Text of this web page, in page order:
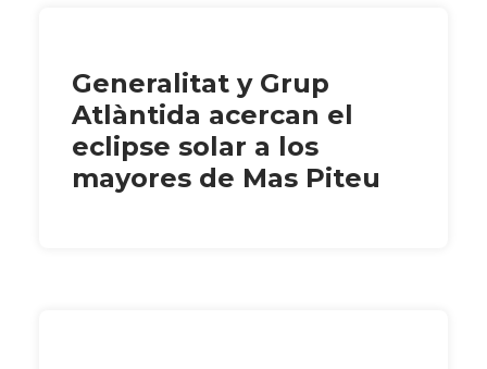
Generalitat y Grup
Atlàntida acercan el
eclipse solar a los
mayores de Mas Piteu